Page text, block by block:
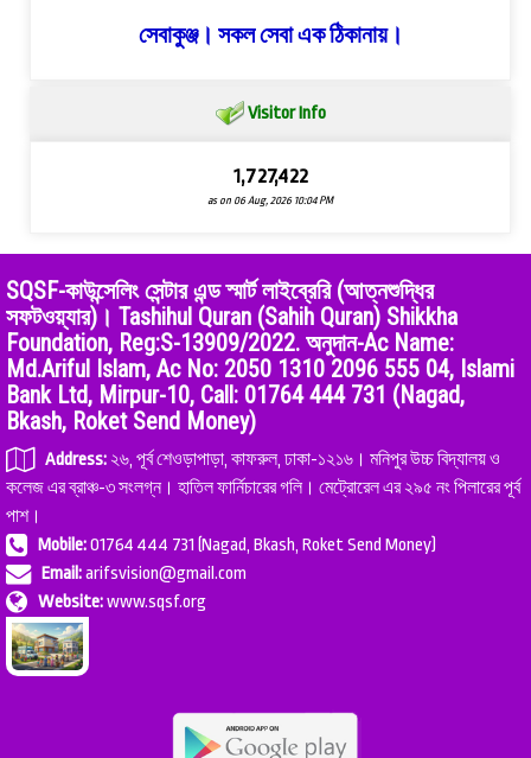
সেবাকুঞ্জ। সকল সেবা এক ঠিকানায়।
Visitor Info
1,727,422
as on 06 Aug, 2026 10:04 PM
SQSF-কাউন্সেলিং সেন্টার এন্ড স্মার্ট লাইব্রেরি (আত্নশুদ্ধির
সফটওয়্যার)। Tashihul Quran (Sahih Quran) Shikkha
Foundation, Reg:S-13909/2022. অনুদান-Ac Name:
Md.Ariful Islam, Ac No: 2050 1310 2096 555 04, Islami
Bank Ltd, Mirpur-10, Call: 01764 444 731 (Nagad,
Bkash, Roket Send Money)
Address: ২৬, পূর্ব শেওড়াপাড়া, কাফরুল, ঢাকা-১২১৬। মনিপুর উচ্চ বিদ্যালয় ও
কলেজ এর ব্রাঞ্চ-৩ সংলগ্ন। হাতিল ফার্নিচারের গলি। মেট্রোরেল এর ২৯৫ নং পিলারের পূর্ব
পাশ।
Mobile:01764 444 731 (Nagad, Bkash, Roket Send Money)
Email:arifsvision@gmail.com
Website:www.sqsf.org